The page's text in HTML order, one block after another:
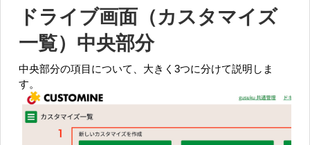
ドライブ画面（カスタマイズ
一覧）中央部分
中央部分の項目について、大きく3つに分けて説明しま
す。